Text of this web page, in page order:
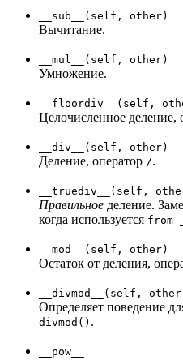
__sub__(self, other)
Вычитание.
__mul__(self, other)
Умножение.
__floordiv__(self,
Целочисленное деление,
__div__(self, other)
Деление, оператор /.
__truediv__(self,
Правильное деление.
когда используется from
__mod__(self, other)
Остаток от деления,
__divmod__(self,
Определяет поведение
divmod() .
__pow__